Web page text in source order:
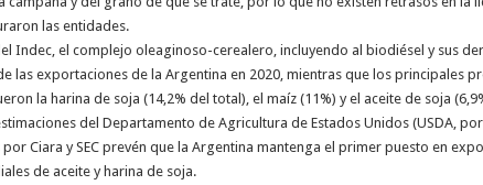
las entidades.
Indec, el complejo oleaginoso-cerealero, incluyendo al biodiésel y sus
las exportaciones de la Argentina en 2020, mientras que los principales
la harina de soja (14,2% del total), el maíz (11%) y el aceite de soja
del Departamento de Agricultura de Estados Unidos (USDA,
Ciara y SEC prevén que la Argentina mantenga el primer puesto en
de aceite y harina de soja.